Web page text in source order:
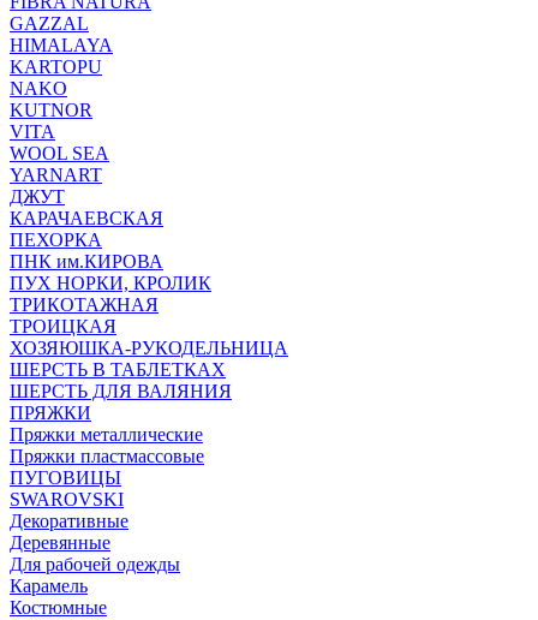
GAZZAL
HIMALAYA
KARTOPU
NAKO
KUTNOR
VITA
WOOL SEA
YARNART
ДЖУТ
КАРАЧАЕВСКАЯ
ПЕХОРКА
ПНК им.КИРОВА
ПУХ НОРКИ, КРОЛИК
ТРИКОТАЖНАЯ
ТРОИЦКАЯ
ХОЗЯЮШКА-РУКОДЕЛЬНИЦА
ШЕРСТЬ В ТАБЛЕТКАХ
ШЕРСТЬ ДЛЯ ВАЛЯНИЯ
ПРЯЖКИ
Пряжки металлические
Пряжки пластмассовые
ПУГОВИЦЫ
SWAROVSKI
Декоративные
Деревянные
Для рабочей одежды
Карамель
Костюмные